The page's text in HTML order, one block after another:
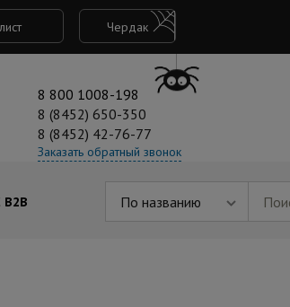
Чердак
8 800 1008-198
8 (8452) 650-350
8 (8452) 42-76-77
Заказать обратный звонок
По названию